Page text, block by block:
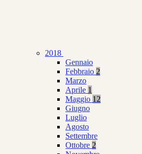
2018
Gennaio
Febbraio 2
Marzo
Aprile 1
Maggio 12
Giugno
Luglio
Agosto
Settembre
Ottobre 2